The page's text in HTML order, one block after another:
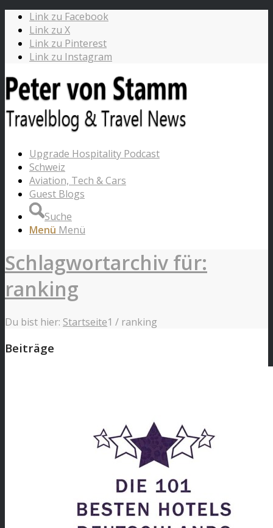
Link zu Facebook
Link zu X
Link zu Pinterest
Link zu Instagram
Upgrade Hospitality Podcast
Schweiz
Aviation, Tech & Cars
Guest Blogs
Suche
Menü Menü
Schlagwortarchiv für:
ranking
Du bist hier: Startseite1 / ranking
Beiträge